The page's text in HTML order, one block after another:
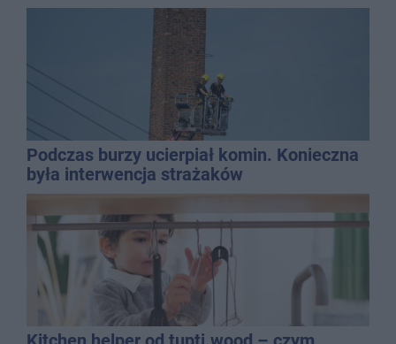
Podczas burzy ucierpiał komin. Konieczna
była interwencja strażaków